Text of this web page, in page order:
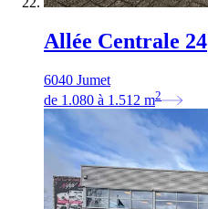
Allée Centrale 24
6040 Jumet
de 1.080 à 1.512 m2